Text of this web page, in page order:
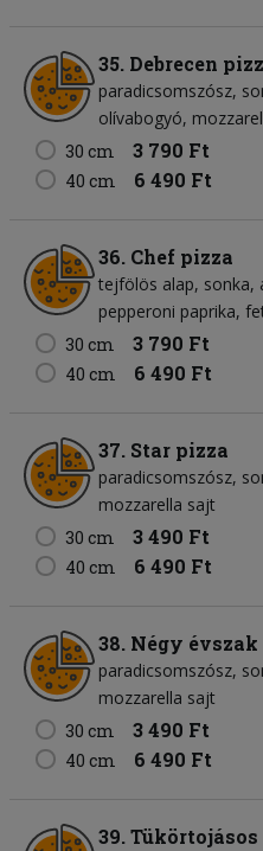
35. Debrecen
paradicsomszósz
olívabogyó
30 cm
3 790 Ft
40 cm 6 490 Ft
36. Chef pizza
tejfölös alap sonka
pepperoni paprika
30 cm
3 790 Ft
40 cm 6 490 Ft
37. Star pizza
paradicsomszósz
mozzarella sajt
30 cm
3 490 Ft
40 cm 6 490 Ft
38. Négy
paradicsomszósz
mozzarella sajt
30 cm
3 490 Ft
40 cm 6 490 Ft
39.